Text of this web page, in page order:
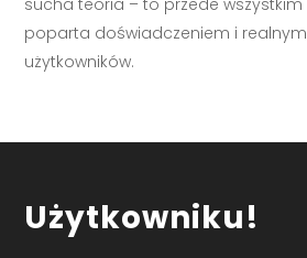
poparta doświadczeniem i
użytkowników.
Użytkowniku!